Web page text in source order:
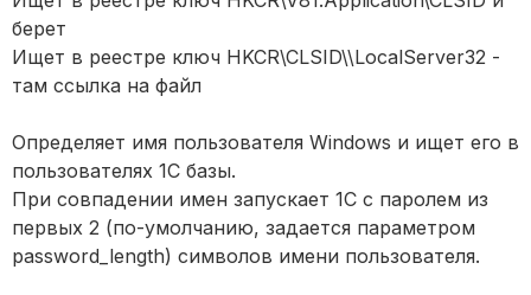
берет
Ищет в реестре ключ HKCR\CLSID\\LocalServer32 -
там ссылка на файл
Определяет имя пользователя Windows и ищет его в
пользователях 1С базы.
При совпадении имен запускает 1С с паролем из
первых 2 (по-умолчанию, задается параметром
password_length) символов имени пользователя.